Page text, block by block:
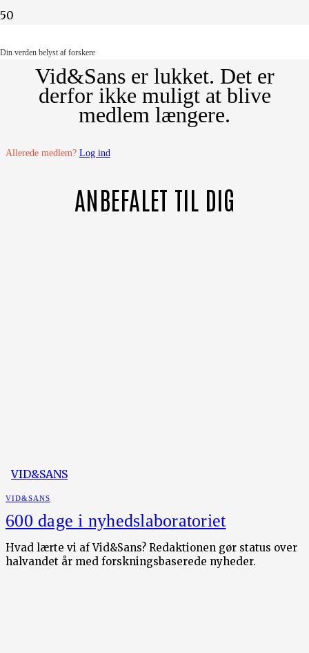
Din verden belyst af forskere
Vid&Sans er lukket. Det er
derfor ikke muligt at blive
medlem længere.
Allerede medlem? Log ind
ANBEFALET TIL DIG
VID&SANS
VID&SANS
600 dage i nyhedslaboratoriet
Hvad lærte vi af Vid&Sans? Redaktionen gør status over
halvandet år med forskningsbaserede nyheder.